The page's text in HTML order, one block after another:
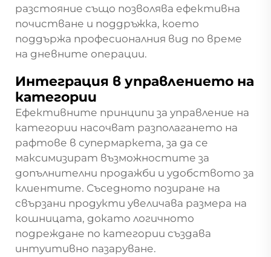
разстояние също позволява ефективна
почистване и поддръжка, което
поддържа професионалния вид по време
на дневните операции.
Интеграция в управлението на
категории
Ефективните принципи за управление на
категории насочват разполагането на
рафтове в супермаркета, за да се
максимизират възможностите за
допълнителни продажби и удобството за
клиентите. Съседното позиране на
свързани продукти увеличава размера на
кошницата, докато логичното
подреждане по категории създава
интуитивно пазаруване.